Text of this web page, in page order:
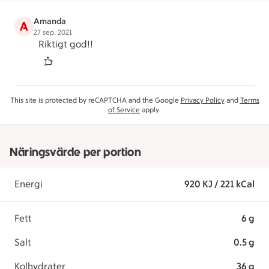
A Amanda
27 sep. 2021
Riktigt god!!
This site is protected by reCAPTCHA and the Google Privacy Policyand Terms
of Service apply.
Näringsvärde per portion
Energi 920 KJ / 221 kCal
Fett 6 g
Salt 0.5 g
Kolhydrater 36 g